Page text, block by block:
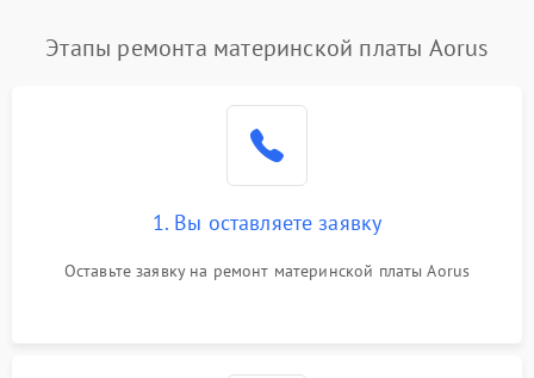
Этапы ремонта материнской платы Aorus
1. Вы оставляете заявку
Оставьте заявку на ремонт материнской платы Aorus